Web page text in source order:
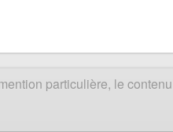
particulière, le